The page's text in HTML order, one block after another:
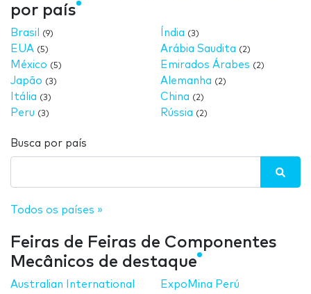
por país
Brasil (9)
EUA (5)
México (5)
Japão (3)
Itália (3)
Peru (3)
Índia (3)
Arábia Saudita (2)
Emirados Árabes (2)
Alemanha (2)
China (2)
Rússia (2)
Busca por país
Todos os países »
Feiras de Feiras de Componentes
Mecânicos de destaque
Australian International
ExpoMina Perú